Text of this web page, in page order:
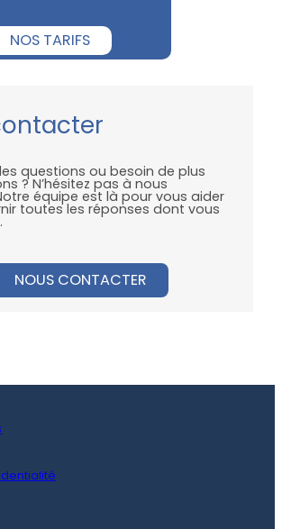
NOS TARIFS
questions ou besoin de plus
? N’hésitez pas à nous
équipe est là pour vous aider
toutes les réponses dont vous
NOUS CONTACTER